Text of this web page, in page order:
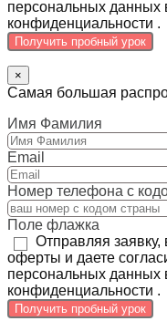
персональных данных
конфиденциальности .
Получить пробный урок
×
Самая большая
Имя Фамилия
Email
Номер телефона с
Поле флажка
Отправляя
оферты и даете
персональных данных
конфиденциальности .
Получить пробный урок